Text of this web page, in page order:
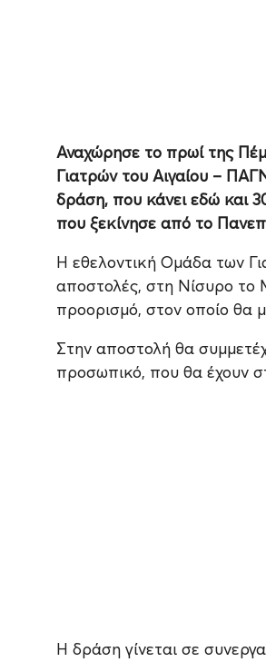
Αναχώρησε το πρωί της
Γιατρών του Αιγαίου –
δράση, που κάνει εδώ και
που ξεκίνησε από το
Η εθελοντική Ομάδα των
αποστολές, στη Νίσυρο το
προορισμό, στον οποίο θα
Στην αποστολή θα
προσωπικό, που θα έχουν
Η δράση γίνεται σε